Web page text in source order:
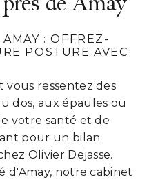
: OFFREZ-
POSTURE AVEC
vous ressentez des
dos, aux épaules ou
votre santé et de
pour un bilan
Olivier Dejasse.
d'Amay, notre cabinet